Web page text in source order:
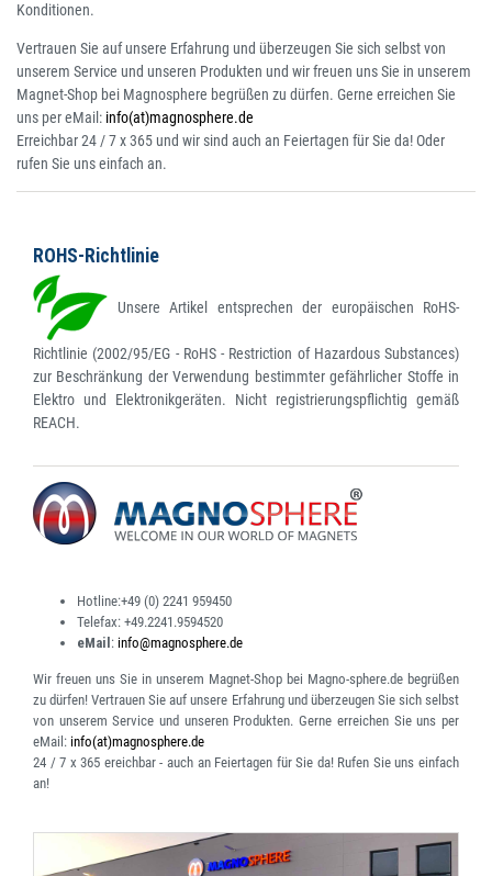
Konditionen.
Vertrauen Sie auf unsere Erfahrung und überzeugen Sie sich selbst von
unserem Service und unseren Produkten und wir freuen uns Sie in unserem
Magnet-Shop bei Magnosphere begrüßen zu dürfen. Gerne erreichen Sie
uns per eMail: info(at)magnosphere.de
Erreichbar 24 / 7 x 365 und wir sind auch an Feiertagen für Sie da! Oder
rufen Sie uns einfach an.
ROHS-Richtlinie
Unsere Artikel entsprechen der europäischen RoHS-
Richtlinie (2002/95/EG - RoHS - Restriction of Hazardous Substances)
zur Beschränkung der Verwendung bestimmter gefährlicher Stoffe in
Elektro und Elektronikgeräten. Nicht registrierungspflichtig gemäß
REACH.
Hotline:+49 (0) 2241 959450
Telefax: +49.2241.9594520
eMail : info@magnosphere.de
Wir freuen uns Sie in unserem Magnet-Shop bei Magno-sphere.de begrüßen
zu dürfen! Vertrauen Sie auf unsere Erfahrung und überzeugen Sie sich selbst
von unserem Service und unseren Produkten. Gerne erreichen Sie uns per
eMail: info(at)magnosphere.de
24 / 7 x 365 ereichbar- auch an Feiertagen für Sie da! Rufen Sie uns einfach
an!